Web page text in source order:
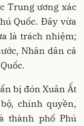
Trung ương xác
Quốc. Đây vừa
là trách nhiệm;
Nhân dân cả
bị đón Xuân Ất
chính quyền,
thành phố Phú